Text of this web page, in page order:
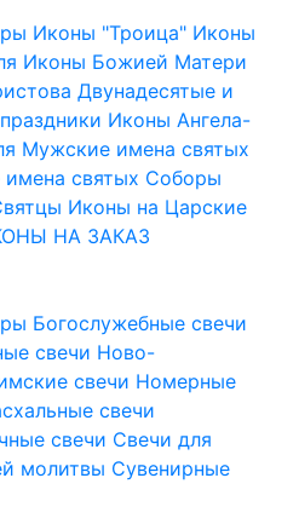
Иконы "Троица" Иконы
Иконы Божией Матери
Двунадесятые и
Иконы Ангела-
Мужские имена святых
святых Соборы
Иконы на Царские
НА ЗАКАЗ
Богослужебные свечи
свечи Ново-
свечи Номерные
свечи
свечи Свечи для
молитвы Сувенирные